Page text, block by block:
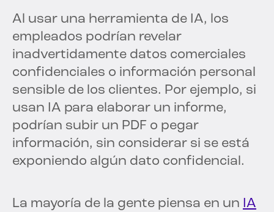
Al usar una herramienta de IA, los
empleados podrían revelar
inadvertidamente datos comerciales
confidenciales o información personal
sensible de los clientes. Por ejemplo, si
usan IA para elaborar un informe,
podrían subir un PDF o pegar
información, sin considerar si se está
exponiendo algún dato confidencial.
La mayoría de la gente piensa en un IA